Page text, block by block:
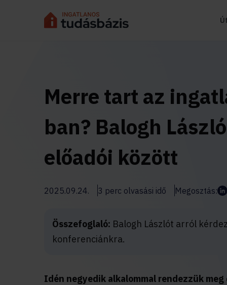
Merre tart az
ban? Balogh
előadói között
2025.09.24. 3 perc olvasási idő Megosztás:
Összefoglaló: Balogh Lászlót arról
konferenciánkra.
Idén negyedik alkalommal rendezzük